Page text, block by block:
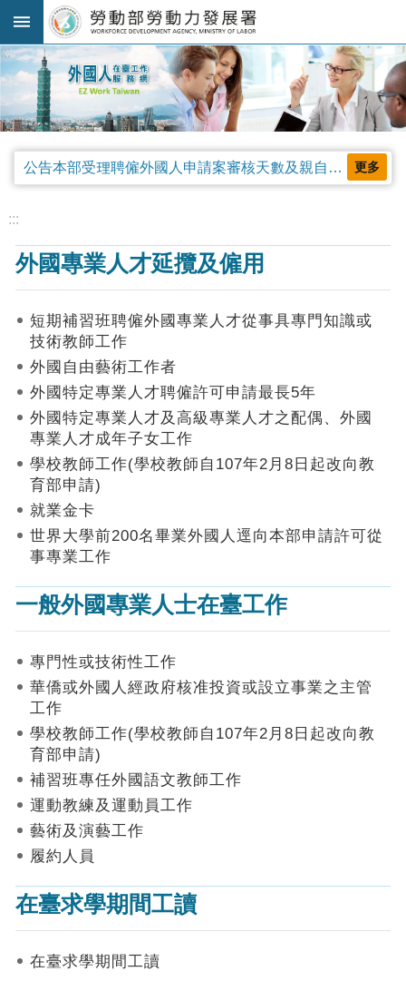
跳到主要內容區塊
進
階
搜
尋
規
公
告
及
釋
查
作
申
及
工
知
機
申
請
表
上
申
請
:::
公告本部受理聘僱外國人申請案審核天數及親自領件相關事項，並自中華民國115年4月13日生效。 更多
:::
外國專業人才延攬及僱用
短期補習班聘僱外國專業人才從事具專門知識或
技術教師工作
外國自由藝術工作者
外國特定專業人才聘僱許可申請最長5年
外國特定專業人才及高級專業人才之配偶、外國
專業人才成年子女工作
學校教師工作(學校教師自107年2月8日起改向教
育部申請)
就業金卡
世界大學前200名畢業外國人逕向本部申請許可從
事專業工作
一般外國專業人士在臺工作
專門性或技術性工作
華僑或外國人經政府核准投資或設立事業之主管
工作
學校教師工作(學校教師自107年2月8日起改向教
育部申請)
補習班專任外國語文教師工作
運動教練及運動員工作
藝術及演藝工作
履約人員
在臺求學期間工讀
在臺求學期間工讀